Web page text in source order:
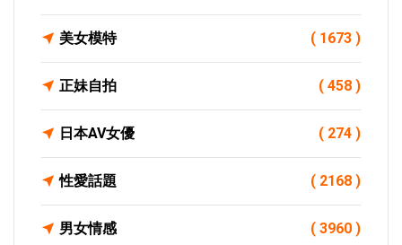
美女模特 ( 1673 )
正妹自拍 ( 458 )
日本AV女優 ( 274 )
性愛話題 ( 2168 )
男女情感 ( 3960 )